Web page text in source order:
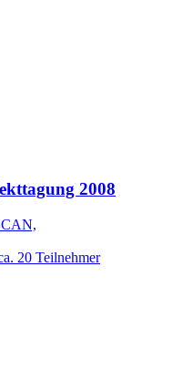
2008
20 Teilnehmer